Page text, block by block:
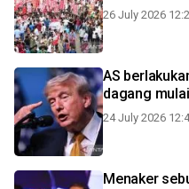
26 July 2026
AS
dagang
24 July 2026
Menaker